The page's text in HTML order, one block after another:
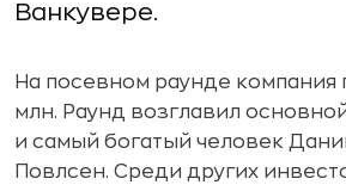
Ванкувере.
На посевном раунде компания
млн. Раунд возглавил
и самый богатый человек
Повлсен. Среди других